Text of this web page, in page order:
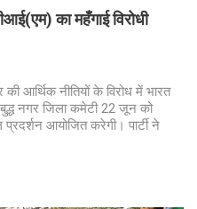
का महँगाई विरोधी
आर्थिक नीतियों के विरोध में भारत
बुद्ध नगर जिला कमेटी 22 जून को
प्रदर्शन आयोजित करेगी। पार्टी ने